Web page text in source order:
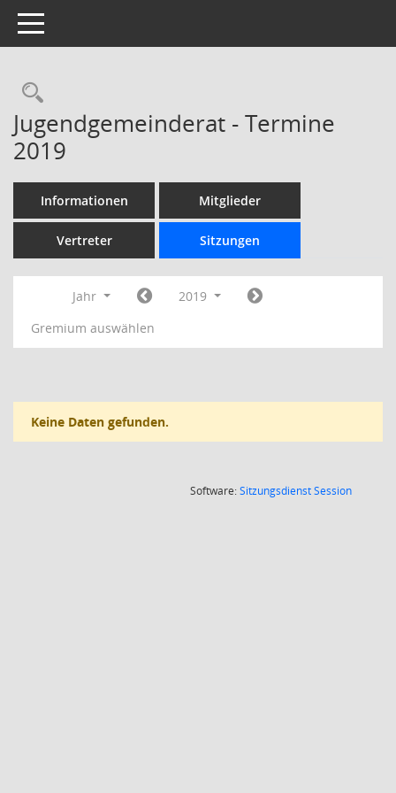
Toggle navigation
Rechercheauswahl
Jugendgemeinderat - Termine
2019
Informationen Mitglieder
Vertreter Sitzungen
Jahr
2019
Gremium auswählen
Keine Daten gefunden.
Software:SitzungsdienstSession(Wird in